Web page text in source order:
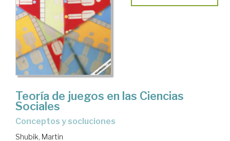
Teoría de juegos en las Ciencias
Sociales
conceptos y socluciones
Shubik, Martin